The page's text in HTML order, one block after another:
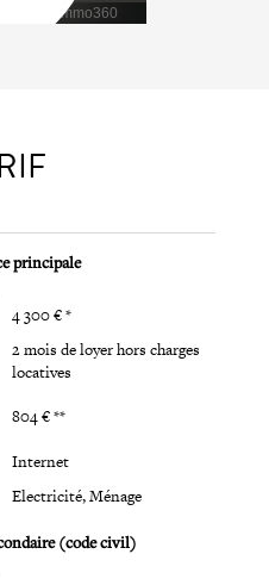
principale
4 300 € *
2 mois de loyer hors charges
locatives
804 € **
Internet
Electricité, Ménage
(code civil)